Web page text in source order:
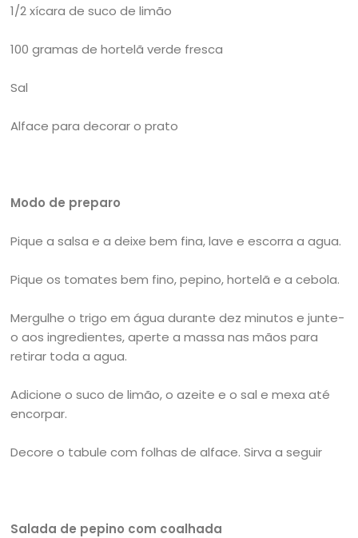
1/2 xícara de suco de limão
100 gramas de hortelã verde fresca
Sal
Alface para decorar o prato
Modo de preparo
Pique a salsa e a deixe bem fina, lave e escorra a agua.
Pique os tomates bem fino, pepino, hortelã e a cebola.
Mergulhe o trigo em água durante dez minutos e junte-
o aos ingredientes, aperte a massa nas mãos para
retirar toda a agua.
Adicione o suco de limão, o azeite e o sal e mexa até
encorpar.
Decore o tabule com folhas de alface. Sirva a seguir
Salada de pepino com coalhada